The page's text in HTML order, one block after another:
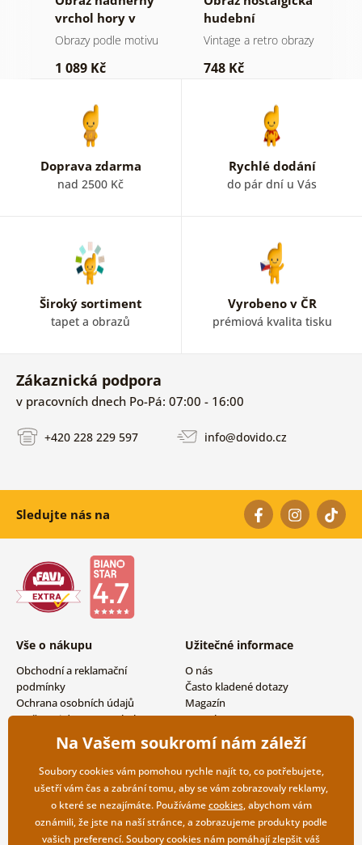
vrchol hory v
černobílém
Obrazy podle motivu
1 089 Kč
hudební
atmosféra
Vintage a retro obrazy
748 Kč
Doprava zdarma
nad 2500 Kč
Rychlé dodání
do pár dní u Vás
Široký sortiment
tapet a obrazů
Vyrobeno v ČR
prémiová kvalita tisku
Zákaznická podpora
v pracovních dnech Po-Pá: 07:00 - 16:00
+420 228 229 597 info@dovido.cz
Sledujte nás na
Vše o nákupu
Obchodní a reklamační
podmínky
Ochrana osobních údajů
Možnosti dopravy a platby
Vrácení zboží
Užitečné informace
O nás
Často kladené dotazy
Magazín
Kontakty
Velkoobchodní spolupráce
Na Vašem soukromí nám záleží
Soubory cookies vám pomohou rychle najít to, co potřebujete,
ušetří vám čas a zabrání tomu, aby se vám zobrazovaly reklamy,
o které se nezajímáte. Používámecookies, abychom vám
oznámili, že jste na naší stránce, a zobrazujeme produkty podle
vašich preferencí. Soubory cookies nám pomáhají zlepšit váš